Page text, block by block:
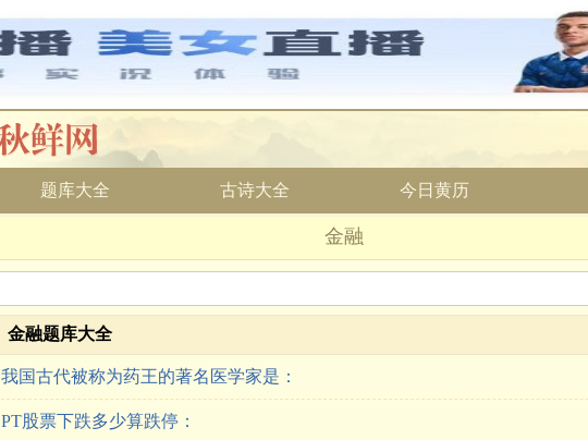
题库大全 古诗大全 今日黄历
金融
金融题库大全
我国古代被称为药王的著名医学家是：
PT股票下跌多少算跌停：